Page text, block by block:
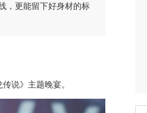
，更能留下好身材的标
说》主题晚宴。